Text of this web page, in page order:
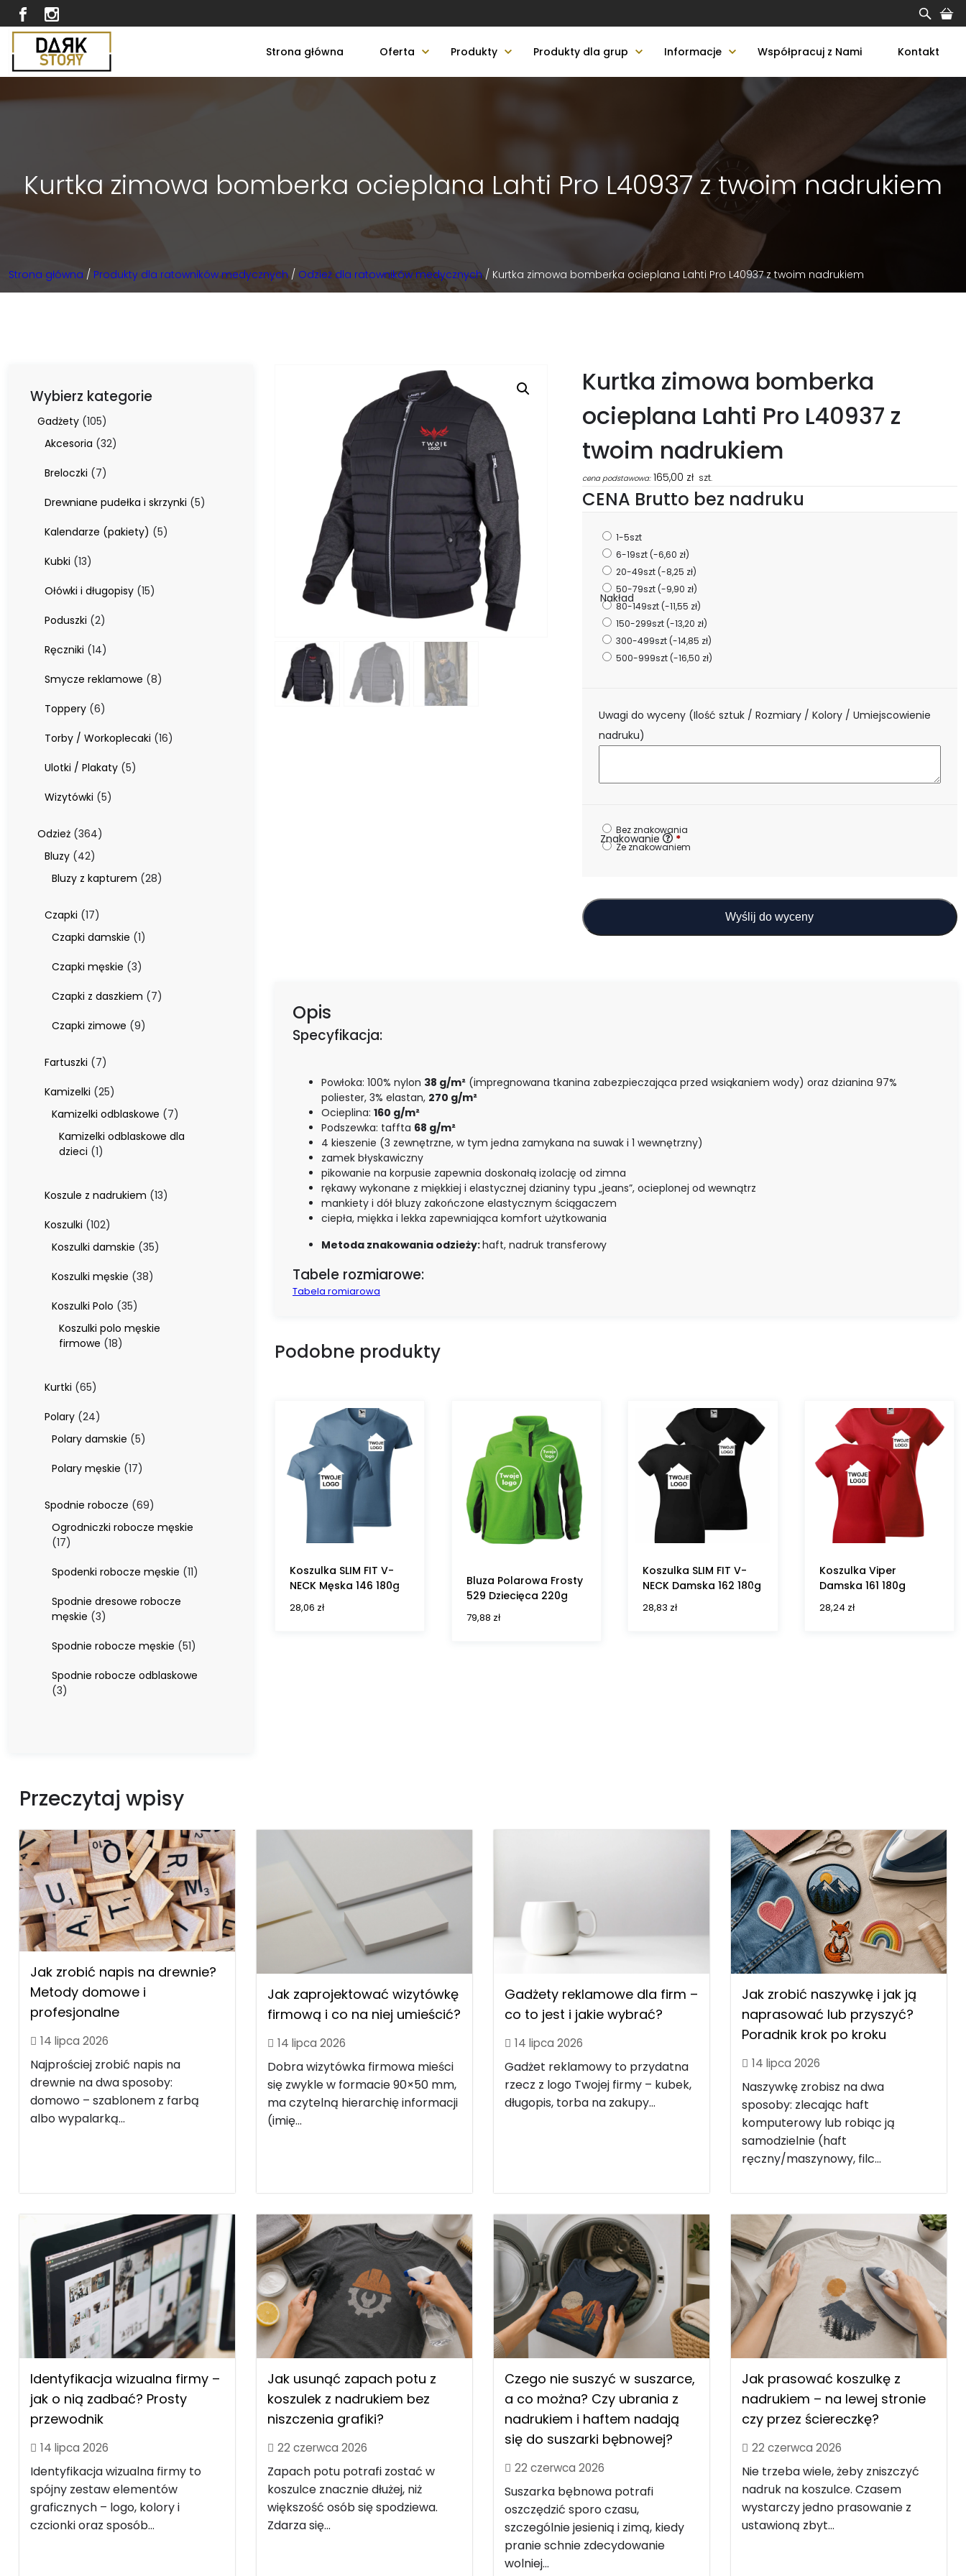
Strona główna Oferta Produkty Produkty dla grup Informacje Współpracuj z Nami Kontakt
Kurtka zimowa bomberka ocieplana Lahti Pro L40937 z twoim nadrukiem
Strona główna / Produkty dla ratowników medycznych / Odzież dla ratowników medycznych/ Kurtka zimowa bomberka ocieplana Lahti Pro L40937 z twoim nadrukiem
Wybierz kategorie
Gadżety 105105
produktów
Akcesoria 3232
Breloczki
77
Drewniane pudełka i skrzynki 55
Kalendarze (pakiety)
55
Kubki 1313
Ołówki i długopisy 1515
Poduszki 22
Ręczniki 1414
Smycze reklamowe 88
Toppery 66
Torby / Workoplecaki 1616
Ulotki / Plakaty 55
Wizytówki 55
Odzież 364364
Bluzy 4242
Bluzy z kapturem 2828
Czapki 1717
produktów
Czapki damskie 11
Czapki męskie 33
Czapki z daszkiem
77
Czapki zimowe 99
Fartuszki
77
Kamizelki 2525
produktów
Kamizelki odblaskowe 77
produktów
Kamizelki odblaskowe dla
dzieci 11
Koszule z nadrukiem 1313
Koszulki 102102
produkty
Koszulki damskie 3535
Koszulki męskie 3838
Koszulki Polo 3535
produktów
Koszulki polo męskie
firmowe 1818
Kurtki 6565
Polary 2424
produkty
Polary damskie 55
Polary męskie 1717
Spodnie robocze 6969
produktów
Ogrodniczki robocze męskie
1717
Spodenki robocze męskie 1111
Spodnie dresowe robocze
męskie 33
Spodnie robocze męskie 5151
Spodnie robocze odblaskowe
33
Kurtka zimowa bomberka
ocieplana Lahti Pro L40937 z
twoim nadrukiem
cena podstawowa: 165,00 zł szt.
CENA Brutto bez nadruku
Nakład
1-5szt
6-19szt(-6,60 zł)
20-49szt(-8,25 zł)
50-79szt(-9,90 zł)
80-149szt(-11,55 zł)
150-299szt(-13,20 zł)
300-499szt(-14,85 zł)
500-999szt(-16,50 zł)
Uwagi do wyceny (Ilość sztuk / Rozmiary / Kolory / Umiejscowienie
nadruku)
Znakowanie *
Bez znakowania
Ze znakowaniem
Wyślij do wyceny
Opis
Specyfikacja:
Powłoka: 100% nylon 38 g/m² (impregnowana tkanina zabezpieczająca przed wsiąkaniem wody) oraz dzianina 97%
poliester, 3% elastan, 270 g/m²
Ocieplina: 160 g/m²
Podszewka: taffta 68 g/m²
4 kieszenie (3 zewnętrzne, w tym jedna zamykana na suwak i 1 wewnętrzny)
zamek błyskawiczny
pikowanie na korpusie zapewnia doskonałą izolację od zimna
rękawy wykonane z miękkiej i elastycznej dzianiny typu „jeans”, ocieplonej od wewnątrz
mankiety i dół bluzy zakończone elastycznym ściągaczem
ciepła, miękka i lekka zapewniająca komfort użytkowania
Metoda znakowania odzieży:haft, nadruk transferowy
Tabele rozmiarowe:
Tabela romiarowa
Podobne produkty
Koszulka SLIM FIT V-
NECK Męska 146 180g
28,06 zł
Bluza Polarowa Frosty
529 Dziecięca 220g
79,88 zł
Koszulka SLIM FIT V-
NECK Damska 162 180g
28,83 zł
Koszulka Viper
Damska 161 180g
28,24 zł
Przeczytaj wpisy
Jak zrobić napis na drewnie?
Metody domowe i
profesjonalne
14 lipca 2026
Najprościej zrobić napis na
drewnie na dwa sposoby:
domowo – szablonem z farbą
albo wypalarką...
Jak zaprojektować wizytówkę
firmową i co na niej umieścić?
14 lipca 2026
Dobra wizytówka firmowa mieści
się zwykle w formacie 90×50 mm,
ma czytelną hierarchię informacji
(imię...
Gadżety reklamowe dla firm –
co to jest i jakie wybrać?
14 lipca 2026
Gadżet reklamowy to przydatna
rzecz z logo Twojej firmy – kubek,
długopis, torba na zakupy...
Jak zrobić naszywkę i jak ją
naprasować lub przyszyć?
Poradnik krok po kroku
14 lipca 2026
Naszywkę zrobisz na dwa
sposoby: zlecając haft
komputerowy lub robiąc ją
samodzielnie (haft
ręczny/maszynowy, filc...
Identyfikacja wizualna firmy –
jak o nią zadbać? Prosty
przewodnik
14 lipca 2026
Identyfikacja wizualna firmy to
spójny zestaw elementów
graficznych – logo, kolory i
czcionki oraz sposób...
Jak usunąć zapach potu z
koszulek z nadrukiem bez
niszczenia grafiki?
22 czerwca 2026
Zapach potu potrafi zostać w
koszulce znacznie dłużej, niż
większość osób się spodziewa.
Zdarza się...
Czego nie suszyć w suszarce,
a co można? Czy ubrania z
nadrukiem i haftem nadają
się do suszarki bębnowej?
22 czerwca 2026
Suszarka bębnowa potrafi
oszczędzić sporo czasu,
szczególnie jesienią i zimą, kiedy
pranie schnie zdecydowanie
wolniej...
Jak prasować koszulkę z
nadrukiem – na lewej stronie
czy przez ściereczkę?
22 czerwca 2026
Nie trzeba wiele, żeby zniszczyć
nadruk na koszulce. Czasem
wystarczy jedno prasowanie z
ustawioną zbyt...